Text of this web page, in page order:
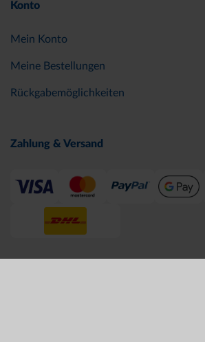
Konto
Mein Konto
Meine Bestellungen
Rückgabemöglichkeiten
Zahlung & Versand